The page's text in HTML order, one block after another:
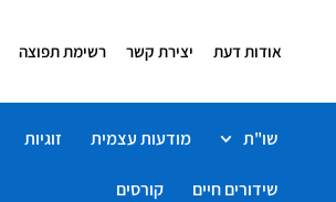
אודות דעת יצירת קשר רשימת תפוצה
שו"ת מודעות עצמית זוגיות
שידורים חיים קורסים